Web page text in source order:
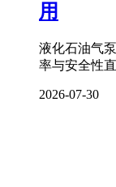
用
液化石油气
率与安全性
2026-07-30